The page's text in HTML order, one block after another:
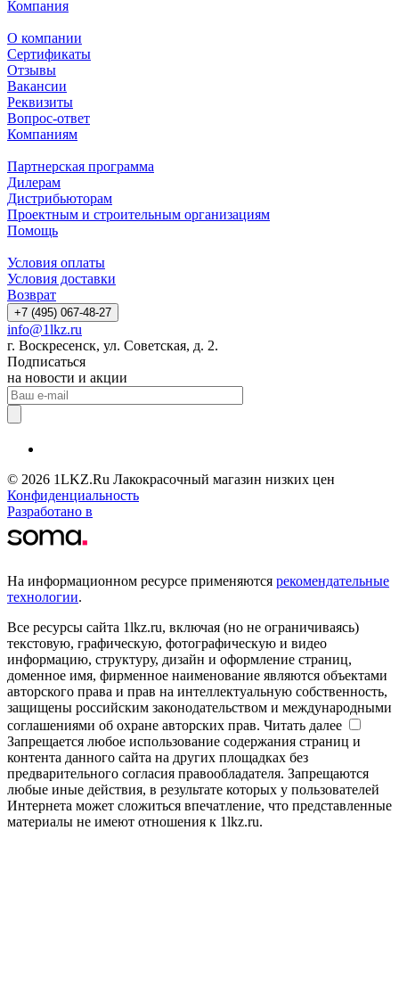
Компания
О компании
Сертификаты
Отзывы
Вакансии
Реквизиты
Вопрос-ответ
Компаниям
Партнерская программа
Дилерам
Дистрибьюторам
Проектным и строительным организациям
Помощь
Условия оплаты
Условия доставки
Возврат
+7 (495) 067-48-27
info@1lkz.ru
г. Воскресенск, ул. Советская, д. 2.
Подписаться
на новости и акции
© 2026 1LKZ.Ru Лакокрасочный магазин низких цен
Конфиденциальность
Разработано в
На информационном ресурсе применяются рекомендательные
технологии.
Все ресурсы сайта 1lkz.ru, включая (но не ограничиваясь)
текстовую, графическую, фотографическую и видео
информацию, структуру, дизайн и оформление страниц,
доменное имя, фирменное наименование являются объектами
авторского права и прав на интеллектуальную собственность,
защищены российским законодательством и международными
соглашениями об охране авторских прав. Читать далее
Запрещается любое использование содержания страниц и
контента данного сайта на других площадках без
предварительного согласия правообладателя. Запрещаются
любые иные действия, в результате которых у пользователей
Интернета может сложиться впечатление, что представленные
материалы не имеют отношения к 1lkz.ru.